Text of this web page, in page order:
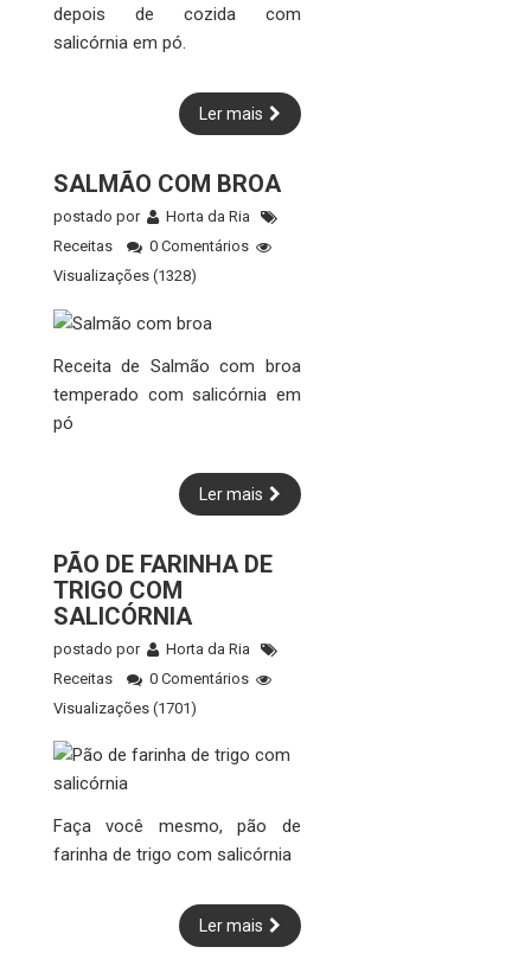
depois de cozida com
salicórnia em pó.
Ler mais
SALMÃO COM BROA
postado por
Horta da Ria
Receitas
0 Comentários
Visualizações (1328)
Receita de Salmão com broa
temperado com salicórnia em
pó
Ler mais
PÃO DE FARINHA DE
TRIGO COM
SALICÓRNIA
postado por
Horta da Ria
Receitas
0 Comentários
Visualizações (1701)
Faça você mesmo, pão de
farinha de trigo com salicórnia
Ler mais